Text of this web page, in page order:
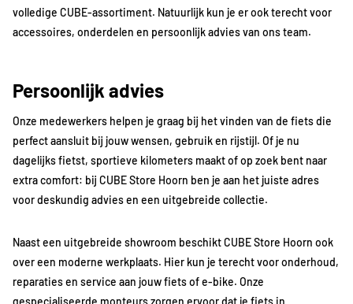
volledige CUBE-assortiment. Natuurlijk kun je er ook terecht voor
accessoires, onderdelen en persoonlijk advies van ons team.
Persoonlijk advies
Onze medewerkers helpen je graag bij het vinden van de fiets die
perfect aansluit bij jouw wensen, gebruik en rijstijl. Of je nu
dagelijks fietst, sportieve kilometers maakt of op zoek bent naar
extra comfort: bij CUBE Store Hoorn ben je aan het juiste adres
voor deskundig advies en een uitgebreide collectie.
Naast een uitgebreide showroom beschikt CUBE Store Hoorn ook
over een moderne werkplaats. Hier kun je terecht voor onderhoud,
reparaties en service aan jouw fiets of e-bike. Onze
gespecialiseerde monteurs zorgen ervoor dat je fiets in